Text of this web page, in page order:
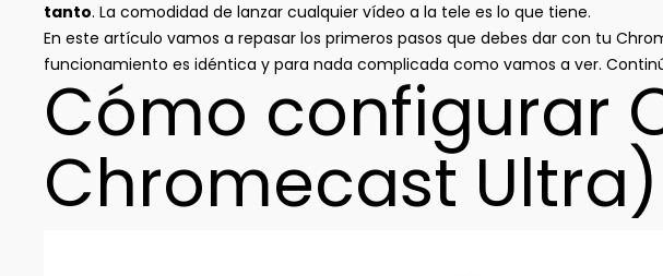
tanto. La comodidad de lanzar cualquier vídeo a la tele es lo que tiene.
En este artículo vamos a repasar los primeros pasos que debes dar con tu
funcionamiento es idéntica y para nada complicada como vamos a ver.
Cómo configurar
Chromecast